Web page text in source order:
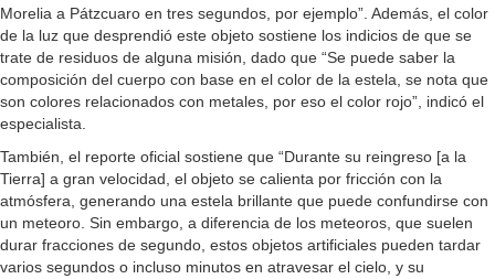
Morelia a Pátzcuaro en tres segundos, por ejemplo”. Además, el color
de la luz que desprendió este objeto sostiene los indicios de que se
trate de residuos de alguna misión, dado que “Se puede saber la
composición del cuerpo con base en el color de la estela, se nota que
son colores relacionados con metales, por eso el color rojo”, indicó el
especialista.
También, el reporte oficial sostiene que “Durante su reingreso [a la
Tierra] a gran velocidad, el objeto se calienta por fricción con la
atmósfera, generando una estela brillante que puede confundirse con
un meteoro. Sin embargo, a diferencia de los meteoros, que suelen
durar fracciones de segundo, estos objetos artificiales pueden tardar
varios segundos o incluso minutos en atravesar el cielo, y su